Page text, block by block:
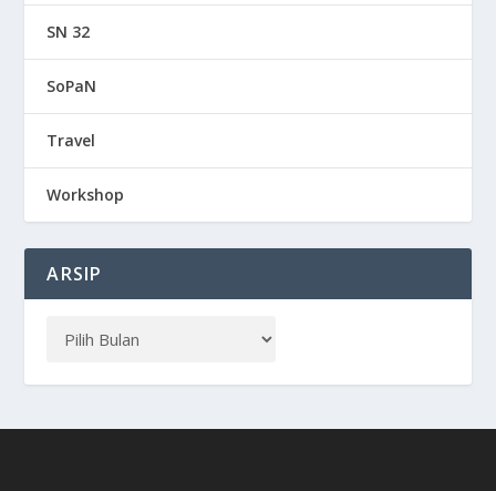
SN 32
SoPaN
Travel
Workshop
ARSIP